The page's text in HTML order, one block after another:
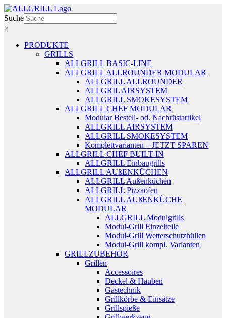
Zum
Inhalt
springen
Suche
×
PRODUKTE
GRILLS
ALLGRILL BASIC-LINE
ALLGRILL ALLROUNDER MODULAR
ALLGRILL ALLROUNDER
ALLGRIL AIRSYSTEM
ALLGRILL SMOKESYSTEM
ALLGRILL CHEF MODULAR
Modular Bestell- od. Nachrüstartikel
ALLGRILL AIRSYSTEM
ALLGRILL SMOKESYSTEM
Komplettvarianten – JETZT SPAREN
ALLGRILL CHEF BUILT-IN
ALLGRILL Einbaugrills
ALLGRILL AUßENKÜCHEN
ALLGRILL Außenküchen
ALLGRILL Pizzaofen
ALLGRILL AUßENKÜCHE
MODULAR
ALLGRILL Modulgrills
Modul-Grill Einzelteile
Modul-Grill Wetterschutzhüllen
Modul-Grill kompl. Varianten
GRILLZUBEHÖR
Grillen
Accessoires
Deckel & Hauben
Gastechnik
Grillkörbe & Einsätze
Grillspieße